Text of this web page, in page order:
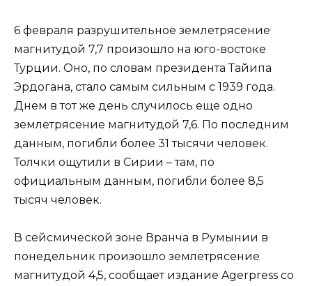
6 февраля разрушительное землетрясение
магнитудой 7,7 произошло на юго-востоке
Турции. Оно, по словам президента Тайипа
Эрдогана, стало самым сильным с 1939 года.
Днем в тот же день случилось еще одно
землетрясение магнитудой 7,6. По последним
данным, погибли более 31 тысячи человек.
Толчки ощутили в Сирии – там, по
официальным данным, погибли более 8,5
тысяч человек.
В сейсмической зоне Вранча в Румынии в
понедельник произошло землетрясение
магнитудой 4,5, сообщает издание Agerpress со